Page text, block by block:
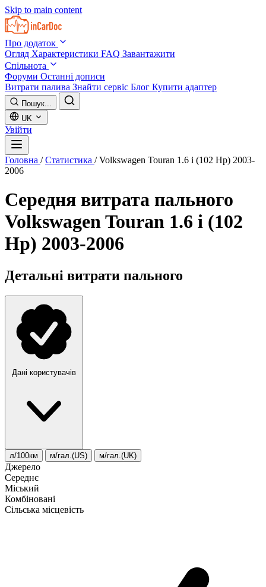
Skip to main content
Про додаток
Огляд Характеристики FAQ Завантажити
Спільнота
Форуми Останні дописи
Витрати палива Знайти сервіс Блог Купити адаптер
Пошук...
UK
Увійти
Головна / Статистика / Volkswagen Touran 1.6 i (102 Hp) 2003-
2006
Середня витрата пального
Volkswagen Touran 1.6 i (102
Hp) 2003-2006
Детальні витрати пального
Дані користувачів
л/100км м/гал.(US) м/гал.(UK)
Джерело
Середнє
Міський
Комбіновані
Сільська місцевість